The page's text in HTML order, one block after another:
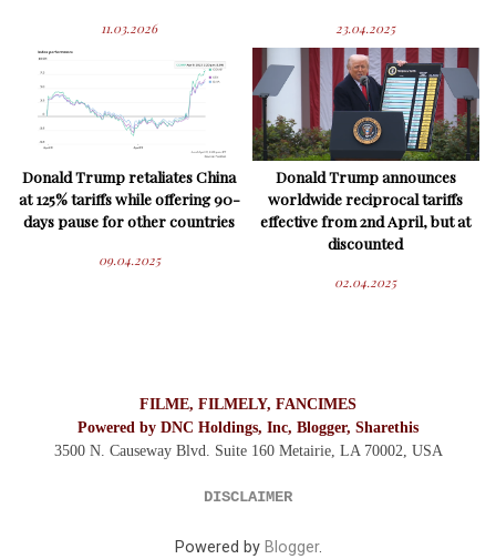
11.03.2026 23.04.2025
Donald Trump retaliates China
at 125% tariffs while offering 90-
days pause for other countries
09.04.2025
Donald Trump announces
worldwide reciprocal tariffs
effective from 2nd April, but at
discounted
02.04.2025
FILME, FILMELY, FANCIMES
Powered by DNC Holdings, Inc, Blogger, Sharethis
3500 N. Causeway Blvd. Suite 160 Metairie, LA 70002, USA
DISCLAIMER
Powered by Blogger.